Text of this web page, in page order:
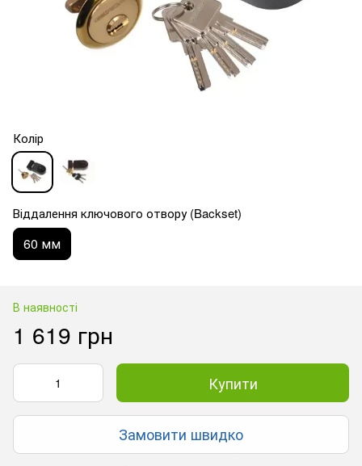
Колір
Віддалення ключового отвору (Backset)
60 мм
В наявності
1 619 грн
Купити
Замовити швидко